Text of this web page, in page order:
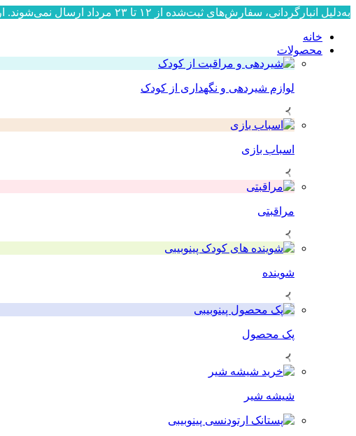
به‌دلیل انبارگردانی، سفارش‌های ثبت‌شده از ۱۲ تا ۲۳ مرداد ارسال نمی‌شوند. ارسال سفارش‌ها از ۲۴ مرداد به‌ترتیب ثبت، آغاز خواهد شد. از صبوری و همراهی شما سپاسگزاریم.
خانه
محصولات
لوازم شیردهی و نگهداری از کودک
اسباب بازی
مراقبتی
شوینده
پک محصول
شیشه شیر